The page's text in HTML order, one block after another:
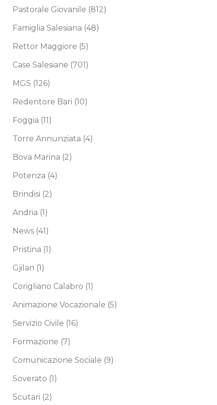
Pastorale Giovanile (812)
Famiglia Salesiana (48)
Rettor Maggiore (5)
Case Salesiane (701)
MGS (126)
Redentore Bari (10)
Foggia (11)
Torre Annunziata (4)
Bova Marina (2)
Potenza (4)
Brindisi (2)
Andria (1)
News (41)
Pristina (1)
Gjilan (1)
Corigliano Calabro (1)
Animazione Vocazionale (5)
Servizio Civile (16)
Formazione (7)
Comunicazione Sociale (9)
Soverato (1)
Scutari (2)